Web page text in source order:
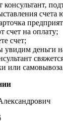
консультант,
на оплату;
счет;
увидим деньги
или